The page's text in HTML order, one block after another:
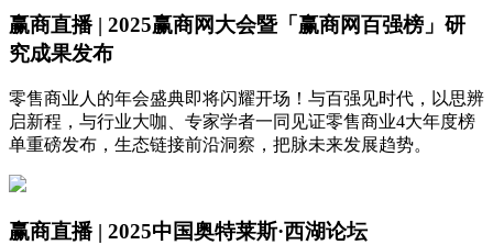
赢商直播 | 2025赢商网大会暨「赢商网百强榜」研
究成果发布
零售商业人的年会盛典即将闪耀开场！与百强见时代，以思辨
启新程，与行业大咖、专家学者一同见证零售商业4大年度榜
单重磅发布，生态链接前沿洞察，把脉未来发展趋势。
赢商直播 | 2025中国奥特莱斯·西湖论坛